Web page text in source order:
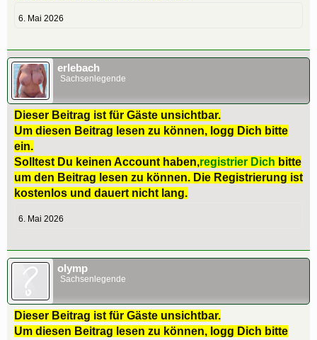
6. Mai 2026
erlebach
Sachsenlegende
Dieser Beitrag ist für Gäste unsichtbar.
Um diesen Beitrag lesen zu können, logg Dich bitte
ein.
Solltest Du keinen Account haben,registrier Dich bitte
um den Beitrag lesen zu können. Die Registrierung ist
kostenlos und dauert nicht lang.
6. Mai 2026
olymp
Sachsenlegende
Dieser Beitrag ist für Gäste unsichtbar.
Um diesen Beitrag lesen zu können, logg Dich bitte